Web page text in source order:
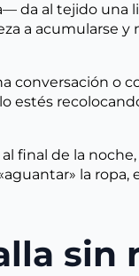
da al tejido una
a acumularse y
conversación o
estés
final de la
la ropa,
sin